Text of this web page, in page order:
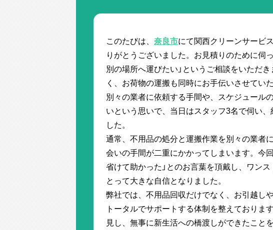
このたびは、 奈良市にて関西クリーンサービ
りがとうございました。お見積りのために伺
別の場所へ運びたい」というご相談をいただ
く、お荷物の運搬も同時にお手伝いさせてい
別々の業者に依頼する手間や、スケジュール
いという思いで、当日はスタッフ3名で伺い
した。
通常、不用品の処分と運搬作業を別々の業者
会いの手間が二重にかかってしまいます。今
省けて助かった」とのお言葉を頂戴し、ワン
とって大きな自信となりました。
弊社では、不用品回収だけでなく、お引越し
トータルでサポートする体制を整えておりま
見し、無事に新生活への橋渡しができたこと